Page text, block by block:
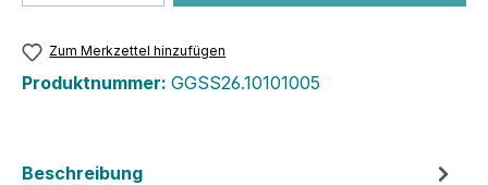
Zum Merkzettel hinzufügen
Produktnummer: GGSS26.10101005
Beschreibung